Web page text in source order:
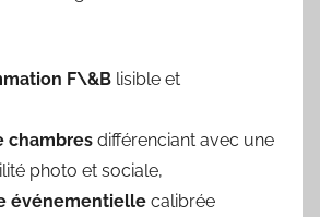
F\&B lisible et
chambres différenciant avec une
photo et sociale,
événementielle calibrée